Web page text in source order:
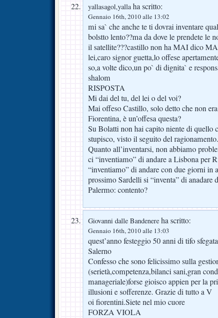
yallasagol,yallaha scritto:
Gennaio 16th, 2010 alle 13:02
mi sa` che anche te ti dovrai inventare
bolstto lento??ma da dove le prendete le
il satellite???castillo non ha MAI dico
lei,caro signor guetta,lo offese
so,a volte dico,un po` di dignita` e
shalom
RISPOSTA
Mi dai del tu, del lei o del voi?
Mai offeso Castillo, solo detto che non
Fiorentina, è un’offesa questa?
Su Bolatti non hai capito niente di quello
stupisco, visto il seguito del ragionamento.
Quanto all’inventarsi, non abbiamo
ci “inventiamo” di andare a Lisbona per
“inventiamo” di andare con due giorni in
prossimo Sardelli si “inventa” di anadare
Palermo: contento?
Giovanni dalle Bandenere ha scritto:
Gennaio 16th, 2010 alle 13:03
quest’anno festeggio 50 anni di tifo
Salerno
Confesso che sono felicissimo sulla
(serietà,competenza,bilanci sani,gran
manageriale)forse gioisco appien per la
illusioni e sofferenze. Grazie di tutto a V
oi fiorentini.Siete nel mio cuore
FORZA VIOLA